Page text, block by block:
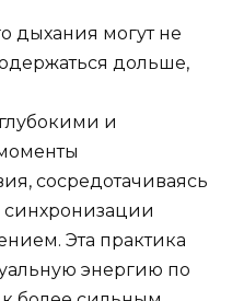
дыхания могут не
дольше,
и
сосредотачиваясь
Эта практика
энергию по